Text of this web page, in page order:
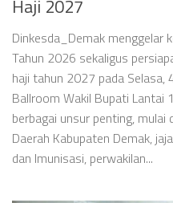
Haji 2027
Dinkesda_Demak menggelar
Tahun 2026 sekaligus
haji tahun 2027 pada
Ballroom Wakil Bupati Lantai
berbagai unsur penting, mulai
Daerah Kabupaten Demak,
dan Imunisasi, perwakilan...